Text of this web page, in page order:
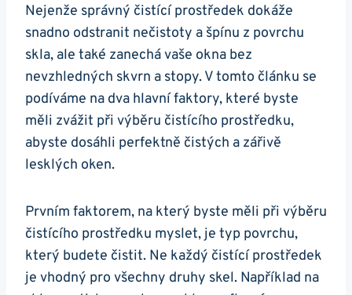
Nejenže správný čistící prostředek dokáže
snadno odstranit nečistoty a špínu z povrchu
skla, ale také zanechá vaše okna bez
nevzhledných skvrn a stopy. V tomto článku se
podíváme na dva hlavní faktory, které byste
měli zvážit při výběru čistícího prostředku,
abyste dosáhli perfektně čistých a zářivě
lesklých oken.
Prvním faktorem, na který byste měli při výběru
čistícího prostředku myslet, je typ povrchu,
který budete čistit. Ne každý čistící prostředek
je vhodný pro všechny druhy skel. Například na